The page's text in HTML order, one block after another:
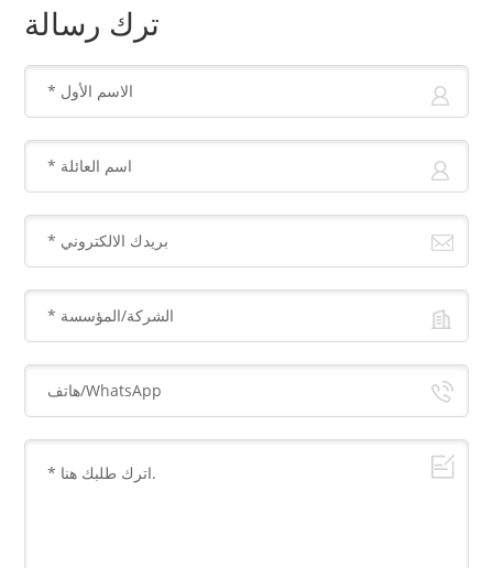
ترك رسالة